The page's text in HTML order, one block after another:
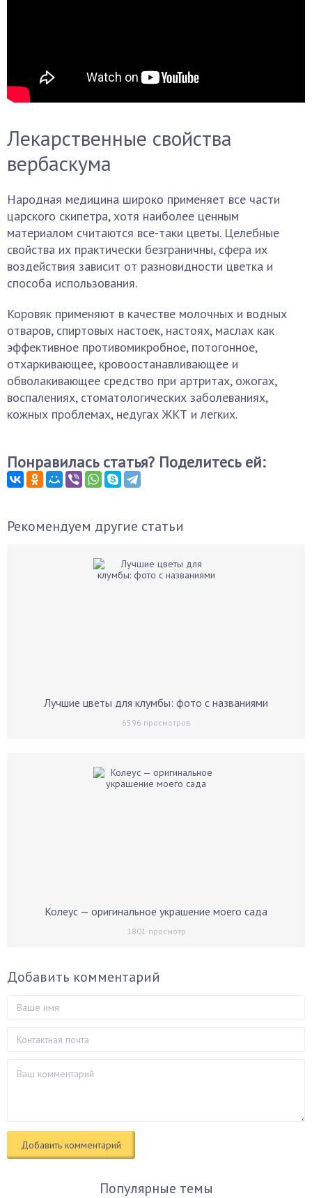
Лекарственные свойства
вербаскума
Народная медицина широко применяет все части
царского скипетра, хотя наиболее ценным
материалом считаются все-таки цветы. Целебные
свойства их практически безграничны, сфера их
воздействия зависит от разновидности цветка и
способа использования.
Коровяк применяют в качестве молочных и водных
отваров, спиртовых настоек, настоях, маслах как
эффективное противомикробное, потогонное,
отхаркивающее, кровоостанавливающее и
обволакивающее средство при артритах, ожогах,
воспалениях, стоматологических заболеваниях,
кожных проблемах, недугах ЖКТ и легких.
Понравилась статья? Поделитесь ей:
Рекомендуем другие статьи
Лучшие цветы для клумбы: фото с названиями
6596 просмотров
Колеус — оригинальное украшение моего сада
1801 просмотр
Добавить комментарий
Популярные темы